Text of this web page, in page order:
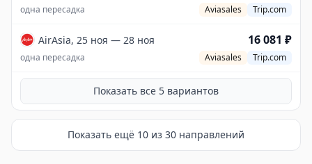
одна пересадка Aviasales Trip.com
AirAsia, 25 ноя — 28 ноя 16 081 ₽
одна пересадка Aviasales Trip.com
Показать все 5 вариантов
Показать ещё 10 из 30 направлений